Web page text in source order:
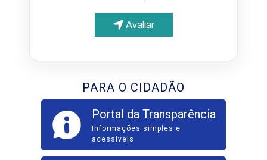
Avaliar
PARA O CIDADÃO
Portal da Transparência
Informações simples e
acessíveis